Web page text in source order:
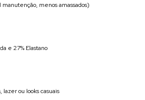
menos amassados)
e 27% Elastano
ou looks casuais